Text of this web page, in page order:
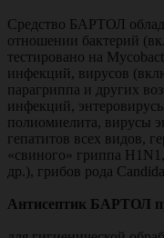
Средство БАРТОЛ
отношении бактерий
тестировано на
инфекций, вирусов
парагриппа и других
инфекций,
полиомиелита, вирусы
гепатитов всех видов,
«свиного» гриппа
др.), грибов рода
Антисептик БАРТОЛ